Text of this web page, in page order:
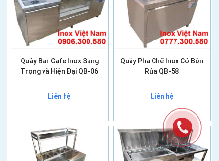
Quầy Bar Cafe Inox Sang
Trọng và Hiện Đại QB-06
Liên hệ
Quầy Pha Chế Inox Có Bồn
Rửa QB-58
Liên hệ